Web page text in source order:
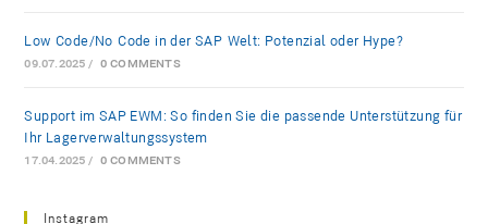
Low-Code/No-Code in der SAP-Welt: Potenzial oder Hype?
09.07.2025 / 0 COMMENTS
Support im SAP EWM: So finden Sie die passende Unterstützung für
Ihr Lagerverwaltungssystem
17.04.2025 / 0 COMMENTS
Instagram